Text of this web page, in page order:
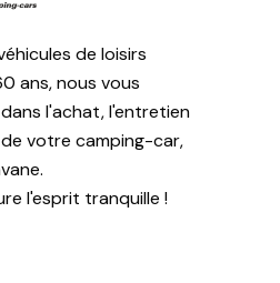
de loisirs
ans, nous vous
l'achat, l'entretien
votre camping-car,
l'esprit tranquille !